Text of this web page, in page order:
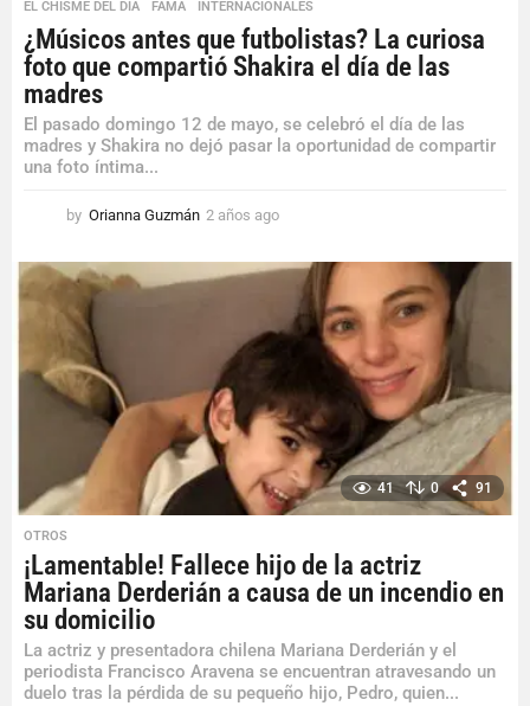
EL CHISME DEL DÍA ,FAMA INTERNACIONALES
¿Músicos antes que futbolistas? La curiosa
foto que compartió Shakira el día de las
madres
El pasado domingo 12 de mayo, se celebró el día de las
madres y Shakira no dejó pasar la oportunidad de compartir
una foto íntima...
by Orianna Guzmán 2 años ago
ñ
a
41 0 91
OTROS
¡Lamentable! Fallece hijo de la actriz
Mariana Derderián a causa de un incendio en
su domicilio
La actriz y presentadora chilena Mariana Derderián y el
periodista Francisco Aravena se encuentran atravesando un
duelo tras la pérdida de su pequeño hijo, Pedro, quien...